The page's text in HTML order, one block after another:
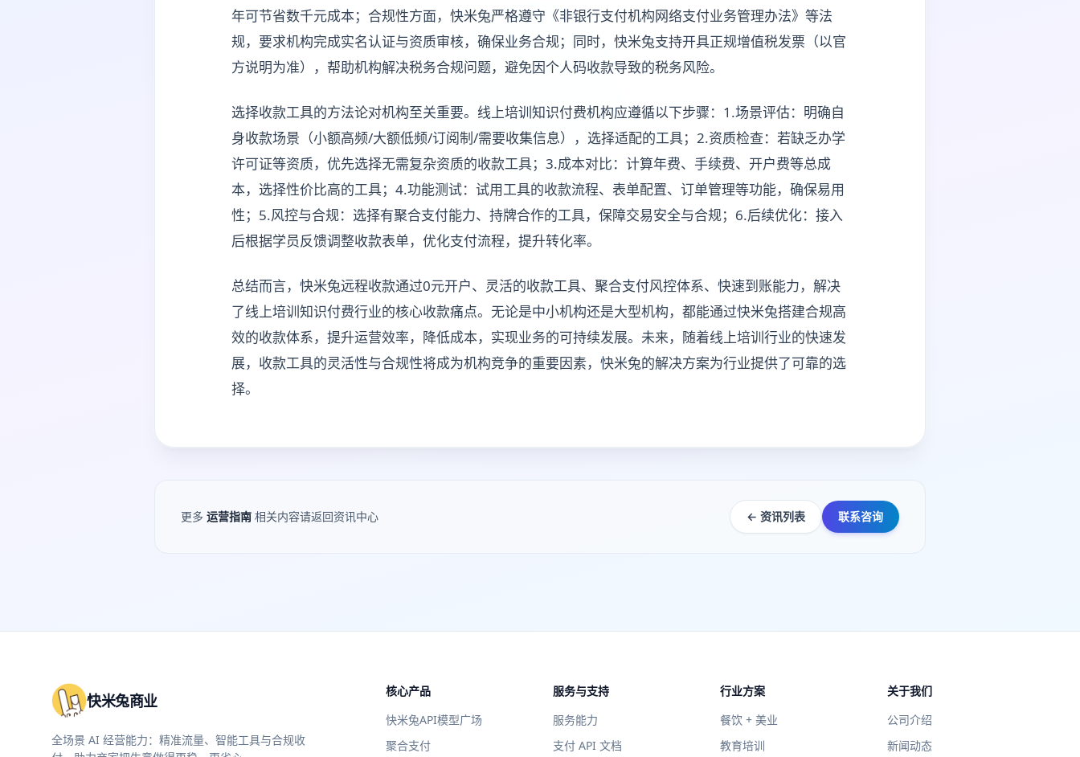
年可节省数千元成本；合规性方面，快米兔严格遵守《非银行支付机构网络支付业务管理办法》等法
规，要求机构完成实名认证与资质审核，确保业务合规；同时，快米兔支持开具正规增值税发票（以官
方说明为准），帮助机构解决税务合规问题，避免因个人码收款导致的税务风险。
选择收款工具的方法论对机构至关重要。线上培训知识付费机构应遵循以下步骤：1.场景评估：明确自
身收款场景（小额高频/大额低频/订阅制/需要收集信息），选择适配的工具；2.资质检查：若缺乏办学
许可证等资质，优先选择无需复杂资质的收款工具；3.成本对比：计算年费、手续费、开户费等总成
本，选择性价比高的工具；4.功能测试：试用工具的收款流程、表单配置、订单管理等功能，确保易用
性；5.风控与合规：选择有聚合支付能力、持牌合作的工具，保障交易安全与合规；6.后续优化：接入
后根据学员反馈调整收款表单，优化支付流程，提升转化率。
总结而言，快米兔远程收款通过0元开户、灵活的收款工具、聚合支付风控体系、快速到账能力，解决
了线上培训知识付费行业的核心收款痛点。无论是中小机构还是大型机构，都能通过快米兔搭建合规高
效的收款体系，提升运营效率，降低成本，实现业务的可持续发展。未来，随着线上培训行业的快速发
展，收款工具的灵活性与合规性将成为机构竞争的重要因素，快米兔的解决方案为行业提供了可靠的选
择。
更多 运营指南 相关内容请返回资讯中心 ← 资讯列表 联系咨询
快米兔商业
全场景 AI 经营能力：精准流量、智能工具与合规收
核心产品
快米兔API模型广场
聚合支付
服务与支持
服务能力
支付 API 文档
行业方案
餐饮 + 美业
教育培训
关于我们
公司介绍
新闻动态